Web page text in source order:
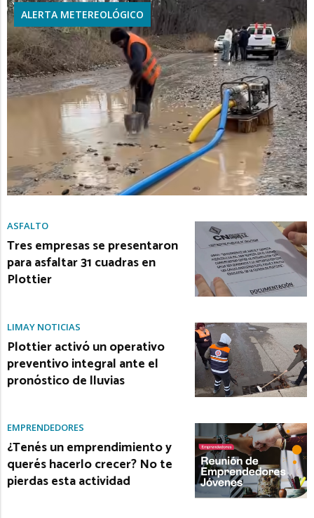
ALERTA METEREOLÓGICO
ASFALTO
Tres empresas se presentaron
para asfaltar 31 cuadras en
Plottier
LIMAY NOTICIAS
Plottier activó un operativo
preventivo integral ante el
pronóstico de lluvias
EMPRENDEDORES
¿Tenés un emprendimiento y
querés hacerlo crecer? No te
pierdas esta actividad